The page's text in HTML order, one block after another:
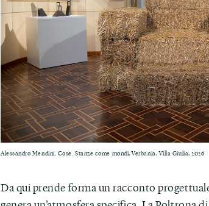
Alessandro Mendini. Cose. Stanze come mondi, Verbania, Villa Giulia, 2026
Da qui prende forma un racconto